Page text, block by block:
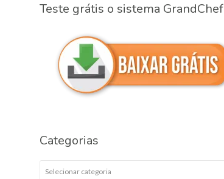
Teste grátis o sistema GrandChef
Categorias